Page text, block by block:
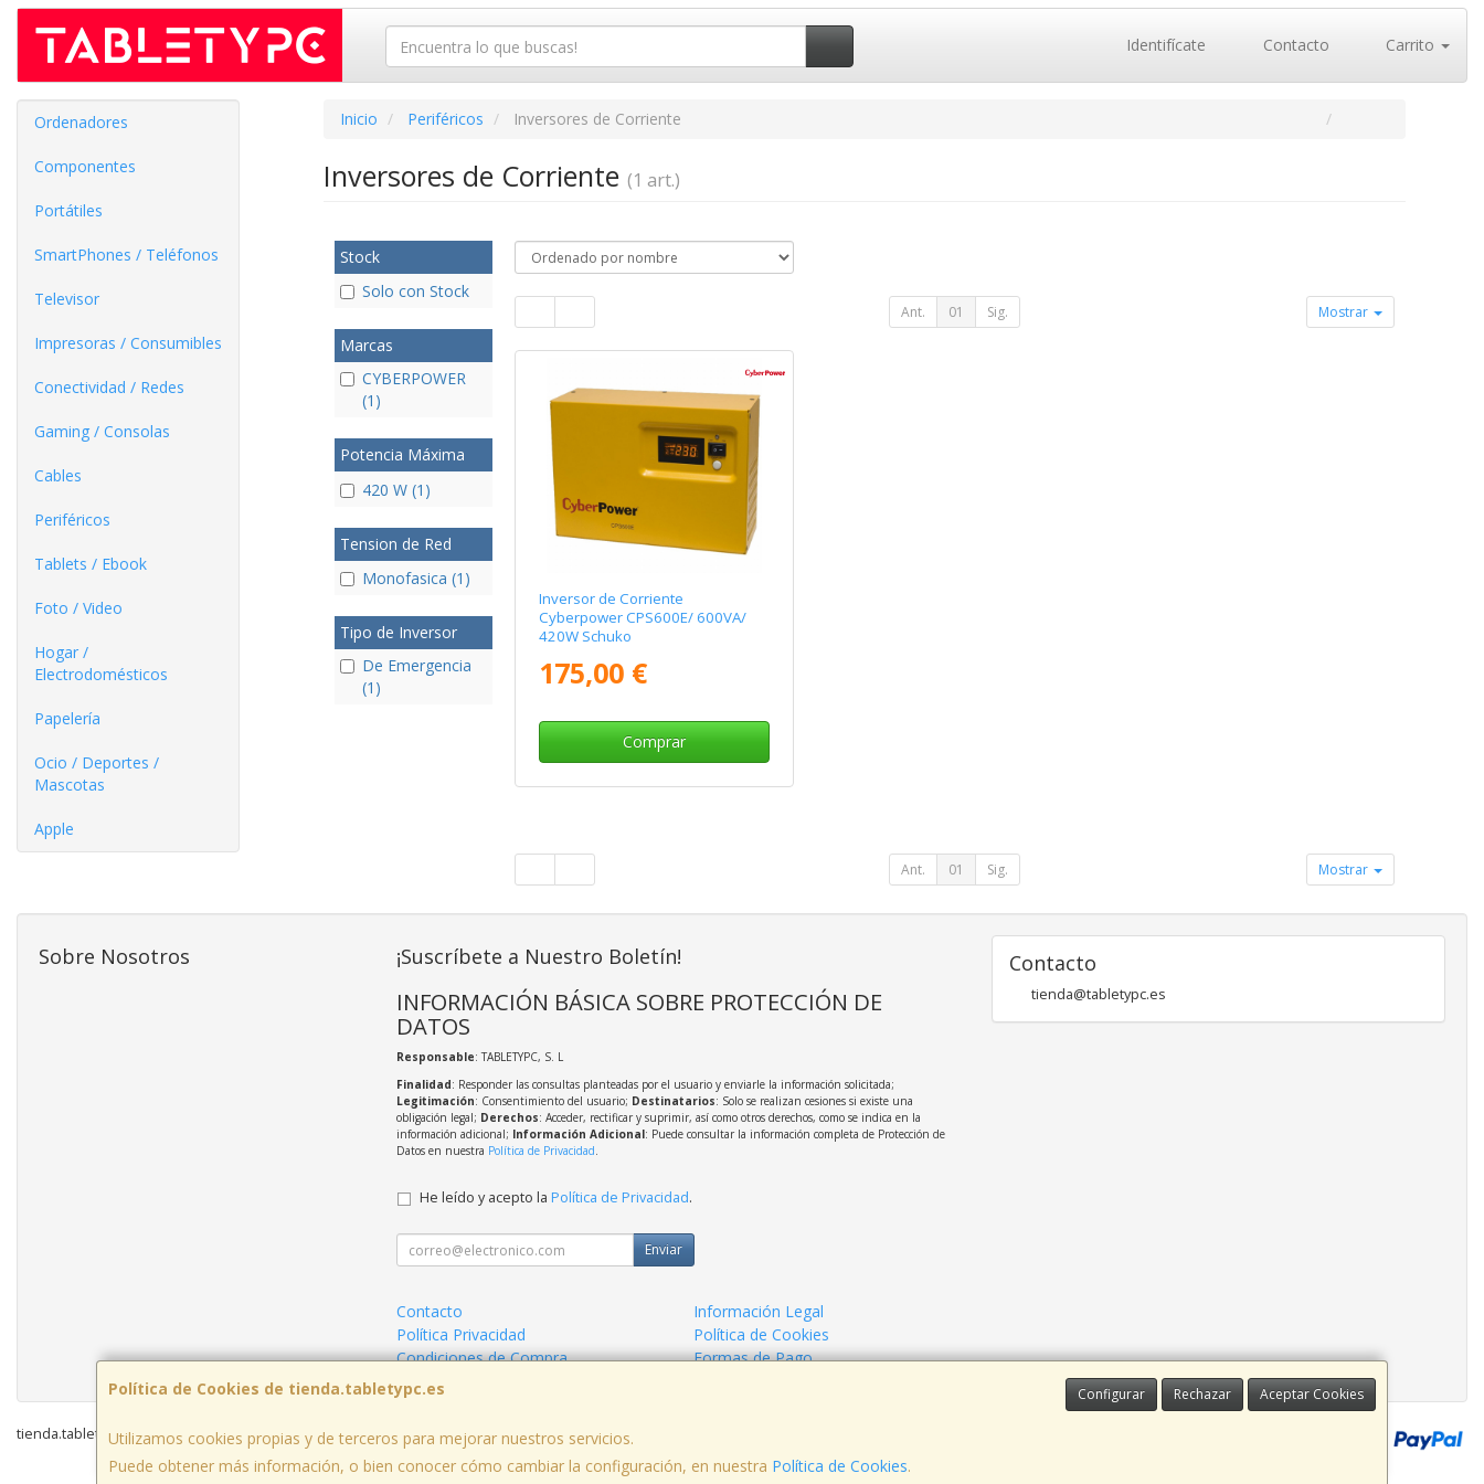
Identifícate Contacto Carrito
Ordenadores
Componentes
Portátiles
SmartPhones / Teléfonos
Televisor
Impresoras / Consumibles
Conectividad / Redes
Gaming / Consolas
Cables
Periféricos
Tablets / Ebook
Foto / Video
Hogar /
Electrodomésticos
Papelería
Ocio / Deportes /
Mascotas
Apple
Inicio Periféricos Inversores de Corriente
Inversores de Corriente (1 art.)
Stock
Solo con Stock
Marcas
CYBERPOWER
(1)
Potencia Máxima
420 W (1)
Tension de Red
Monofasica (1)
Tipo de Inversor
De Emergencia
(1)
Ant. 01 Sig. Mostrar
Inversor de Corriente
Cyberpower CPS600E/ 600VA/
420W Schuko
175,00 €
Comprar
Ant. 01 Sig. Mostrar
Política de Cookies de tienda.tabletypc.es Configurar Rechazar Aceptar Cookies
Utilizamos cookies propias y de terceros para mejorar nuestros servicios.
Puede obtener más información, o bien conocer cómo cambiar la configuración, en nuestra Política de Cookies.
Sobre Nosotros ¡Suscríbete a Nuestro Boletín!
INFORMACIÓN BÁSICA SOBRE PROTECCIÓN DE
DATOS
Responsable: TABLETYPC, S. L
Finalidad: Responder las consultas planteadas por el usuario y enviarle la información solicitada;
Legitimación: Consentimiento del usuario; Destinatarios: Solo se realizan cesiones si existe una
obligación legal; Derechos: Acceder, rectificar y suprimir, así como otros derechos, como se indica en la
información adicional; Información Adicional: Puede consultar la información completa de Protección de
Datos en nuestra Política de Privacidad.
He leído y acepto la Política de Privacidad.
Enviar
Contacto
Información Legal
Política Privacidad
Política de Cookies
Condiciones de Compra
Formas de Pago
Contacto
tienda@tabletypc.es
tienda.tabletypc.es © 2026
, , , , España. - C.I.F.: B06991772 - Tfno: